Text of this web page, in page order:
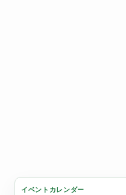
イベントカレンダー